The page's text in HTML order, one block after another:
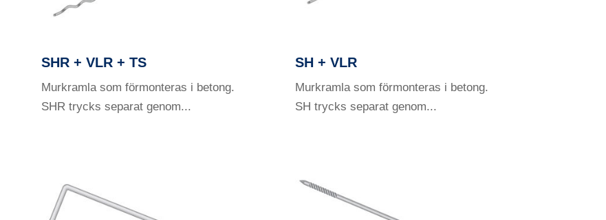
SHR + VLR + TS
Murkramla som förmonteras i betong.
SHR trycks separat genom...
SH + VLR
Murkramla som förmonteras i betong.
SH trycks separat genom...